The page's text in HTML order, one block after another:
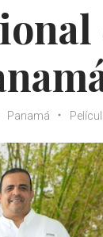
Panamá